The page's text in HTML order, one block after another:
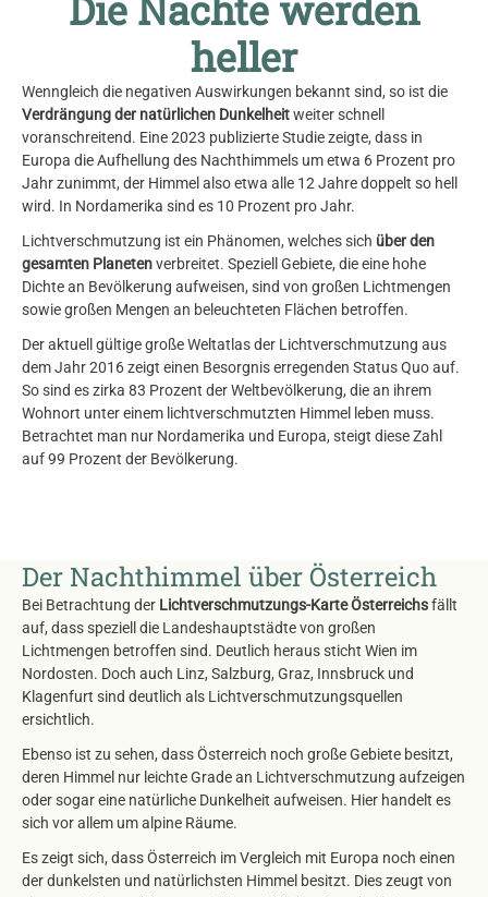
heller
Wenngleich die negativen Auswirkungen bekannt sind, so ist die
Verdrängung der natürlichen Dunkelheitweiter schnell
voranschreitend. Eine 2023 publizierte Studie zeigte, dass in
Europa die Aufhellung des Nachthimmels um etwa 6 Prozent pro
Jahr zunimmt, der Himmel also etwa alle 12 Jahre doppelt so hell
wird. In Nordamerika sind es 10 Prozent pro Jahr.
Lichtverschmutzung ist ein Phänomen, welches sich über den
gesamten Planetenverbreitet. Speziell Gebiete, die eine hohe
Dichte an Bevölkerung aufweisen, sind von großen Lichtmengen
sowie großen Mengen an beleuchteten Flächen betroffen.
Der aktuell gültige große Weltatlas der Lichtverschmutzung aus
dem Jahr 2016 zeigt einen Besorgnis erregenden Status Quo auf.
So sind es zirka 83 Prozent der Weltbevölkerung, die an ihrem
Wohnort unter einem lichtverschmutzten Himmel leben muss.
Betrachtet man nur Nordamerika und Europa, steigt diese Zahl
auf 99 Prozent der Bevölkerung.
Der Nachthimmel über Österreich
Bei Betrachtung der Lichtverschmutzungs-Karte Österreichsfällt
auf, dass speziell die Landeshauptstädte von großen
Lichtmengen betroffen sind. Deutlich heraus sticht Wien im
Nordosten. Doch auch Linz, Salzburg, Graz, Innsbruck und
Klagenfurt sind deutlich als Lichtverschmutzungsquellen
ersichtlich.
Ebenso ist zu sehen, dass Österreich noch große Gebiete besitzt,
deren Himmel nur leichte Grade an Lichtverschmutzung aufzeigen
oder sogar eine natürliche Dunkelheit aufweisen. Hier handelt es
sich vor allem um alpine Räume.
Es zeigt sich, dass Österreich im Vergleich mit Europa noch einen
der dunkelsten und natürlichsten Himmel besitzt. Dies zeugt von